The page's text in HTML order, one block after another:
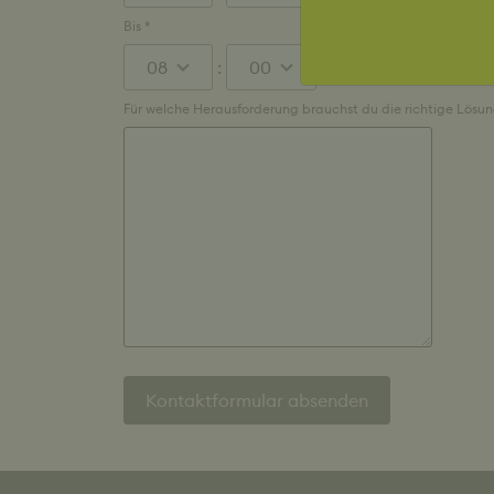
Minutes
Bis *
Stunden
Minutes
:
Für welche Herausforderung brauchst du die richtige
Kontaktformular absenden